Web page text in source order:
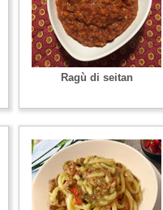
Ragù di seitan